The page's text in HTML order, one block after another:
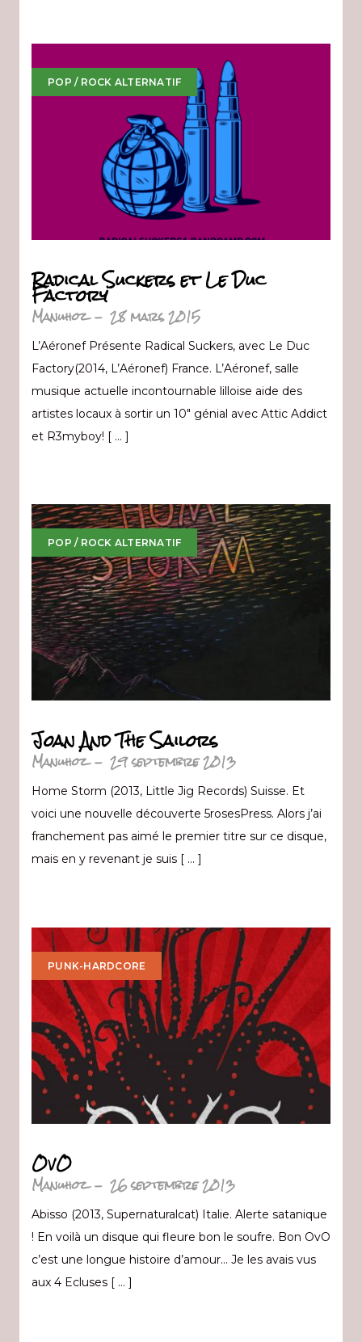
POP / ROCK ALTERNATIF
Radical Suckers et Le Duc
Factory
Manuhoz- 28 mars 2015
L’Aéronef Présente Radical Suckers, avec Le Duc
Factory(2014, L’Aéronef) France. L’Aéronef, salle
musique actuelle incontournable lilloise aide des
artistes locaux à sortir un 10″ génial avec Attic Addict
et R3myboy! [ … ]
POP / ROCK ALTERNATIF
Joan And The Sailors
Manuhoz- 29 septembre 2013
Home Storm (2013, Little Jig Records) Suisse. Et
voici une nouvelle découverte 5rosesPress. Alors j’ai
franchement pas aimé le premier titre sur ce disque,
mais en y revenant je suis [ … ]
PUNK-HARDCORE
OvO
Manuhoz- 26 septembre 2013
Abisso (2013, Supernaturalcat) Italie. Alerte satanique
! En voilà un disque qui fleure bon le soufre. Bon OvO
c’est une longue histoire d’amour… Je les avais vus
aux 4 Ecluses [ … ]